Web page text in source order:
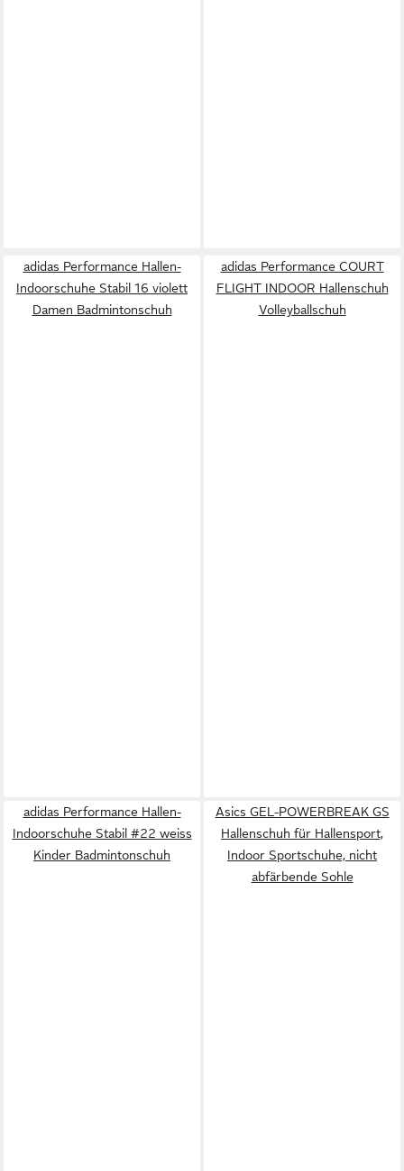
adidas Performance Hallen-
Indoorschuhe Stabil 16 violett
Damen Badmintonschuh
adidas Performance COURT
FLIGHT INDOOR Hallenschuh
Volleyballschuh
adidas Performance Hallen-
Indoorschuhe Stabil #22 weiss
Kinder Badmintonschuh
Asics GEL-POWERBREAK GS
Hallenschuh für Hallensport,
Indoor Sportschuhe, nicht
abfärbende Sohle